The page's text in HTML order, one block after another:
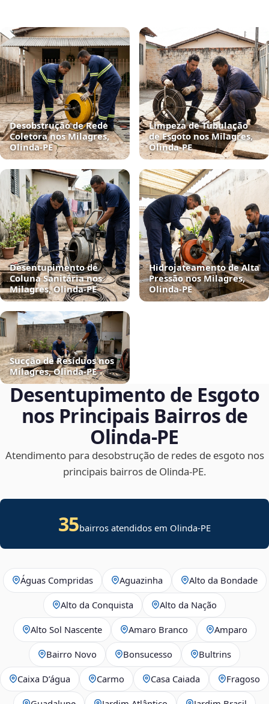
Desobstrução de Rede
Coletora nos Milagres,
Olinda‑PE
Limpeza de Tubulação
de Esgoto nos Milagres,
Olinda‑PE
Desentupimento de
Coluna Sanitária nos
Milagres, Olinda‑PE
Hidrojateamento de Alta
Pressão nos Milagres,
Olinda‑PE
Sucção de Resíduos nos
Milagres, Olinda‑PE
Desentupimento de Esgoto
nos Principais Bairros de
Olinda‑PE
Atendimento para desobstrução de redes de esgoto nos
principais bairros de Olinda‑PE.
35bairros atendidos em Olinda-PE
Águas Compridas Aguazinha Alto da Bondade
Alto da Conquista Alto da Nação
Alto Sol Nascente Amaro Branco Amparo
Bairro Novo Bonsucesso Bultrins
Caixa D’água Carmo Casa Caiada Fragoso